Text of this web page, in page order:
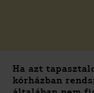
Ha azt
kórházban